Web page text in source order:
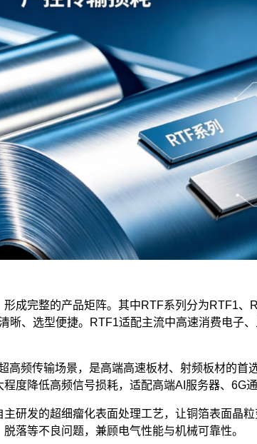
完整的产品矩阵。其中RTF系列分为RTF1、
晰、选型便捷。RTF1适配主流中高速消费电子
频传输场景，是高端高速板材、射频板材的首
度降低高频信号损耗，适配高端AI服务器、6G
研发的超细瘤化表面处理工艺，让铜箔表面晶
落等不良问题，兼顾电气性能与机械可靠性。